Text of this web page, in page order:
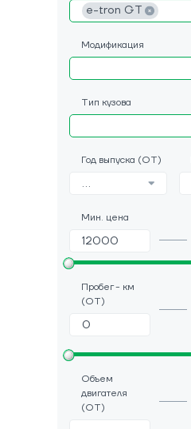
e-tron GT
Модификация
Тип кузова
Год выпуска (ОТ)
...
Мин. цена
Пробег - км
(ОТ)
Объем
двигателя
(ОТ)